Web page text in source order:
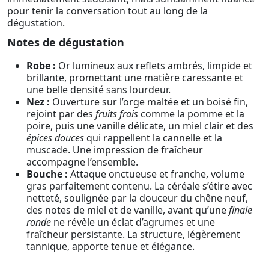
pour tenir la conversation tout au long de la
dégustation.
Notes de dégustation
Robe : Or lumineux aux reflets ambrés, limpide et
brillante, promettant une matière caressante et
une belle densité sans lourdeur.
Nez : Ouverture sur l’orge maltée et un boisé fin,
rejoint par des fruits frais comme la pomme et la
poire, puis une vanille délicate, un miel clair et des
épices doucesqui rappellent la cannelle et la
muscade. Une impression de fraîcheur
accompagne l’ensemble.
Bouche : Attaque onctueuse et franche, volume
gras parfaitement contenu. La céréale s’étire avec
netteté, soulignée par la douceur du chêne neuf,
des notes de miel et de vanille, avant qu’unefinale
ronde ne révèle un éclat d’agrumes et une
fraîcheur persistante. La structure, légèrement
tannique, apporte tenue et élégance.